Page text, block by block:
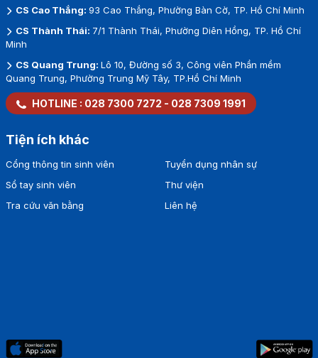
CS Cao Thắng: 93 Cao Thắng, Phường Bàn Cờ, TP. Hồ Chí Minh
CS Thành Thái: 7/1 Thành Thái, Phường Diên Hồng, TP. Hồ Chí
Minh
CS Quang Trung: Lô 10, Đường số 3, Công viên Phần mềm
Quang Trung, Phường Trung Mỹ Tây, TP.Hồ Chí Minh
HOTLINE : 028 7300 7272 - 028 7309 1991
Tiện ích khác
Cổng thông tin sinh viên
Sổ tay sinh viên
Tra cứu văn bằng
Tuyển dụng nhân sự
Thư viện
Liên hệ